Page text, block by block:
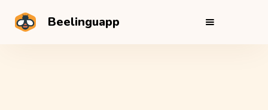
Beelinguapp